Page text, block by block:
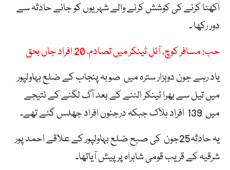
اکھٹا کرنے کی کوشش کرنے والے شہریوں کو جائے حادثہ سے
دور رکھا ۔
حب: مسافر کوچ، آئل ٹینکر میں تصادم، 20 افراد جاں بحق
یاد رہے جون دوہزار سترہ میں صوبہ پنجاب کے ضلع بہاولپور
میں تیل سے بھرا ٹینکر الٹنے کے بعد آگ لگنے کے نتیجے
میں 139 افراد ہلاک جبکہ درجنوں افراد جھلس گئے تھے۔
یہ حادثہ25جون کی صبح ضلع بہاولپور کے علاقے احمد پور
شرقیہ کے قریب قومی شاہراہ پر پیش آیاتھا۔